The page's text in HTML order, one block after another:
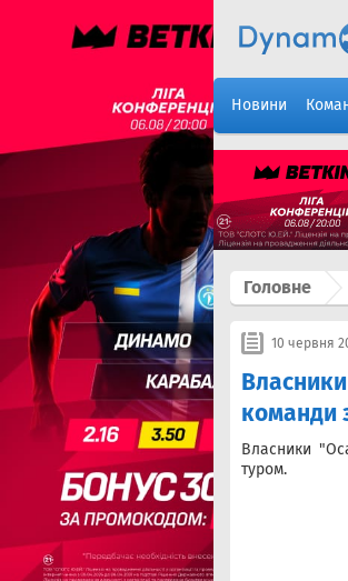
Новини
Головне
10 червня
команди
Власники
туром.